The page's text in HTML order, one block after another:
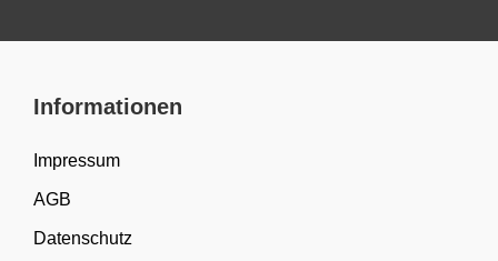
Informationen
Impressum
AGB
Datenschutz